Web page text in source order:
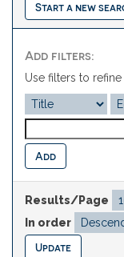
Start a new
Add filters:
Use filters to refine
Results/Page
In order